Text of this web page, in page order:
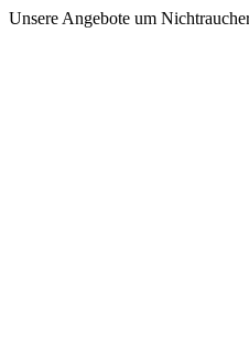
Unsere Angebote um